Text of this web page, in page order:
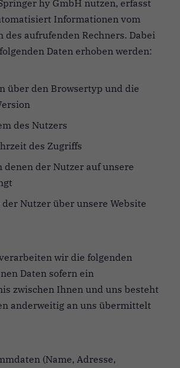
hy GmbH nutzen, erfasst
Informationen vom
des aufrufenden Rechners. Dabei
Daten erhoben werden:
über den Browsertyp und die
des Nutzers
des Zugriffs
denen der Nutzer auf unsere
der Nutzer über unsere Website
wir die folgenden
Daten sofern ein
zwischen Ihnen und uns besteht
anderweitig an uns übermittelt
(Name, Adresse,